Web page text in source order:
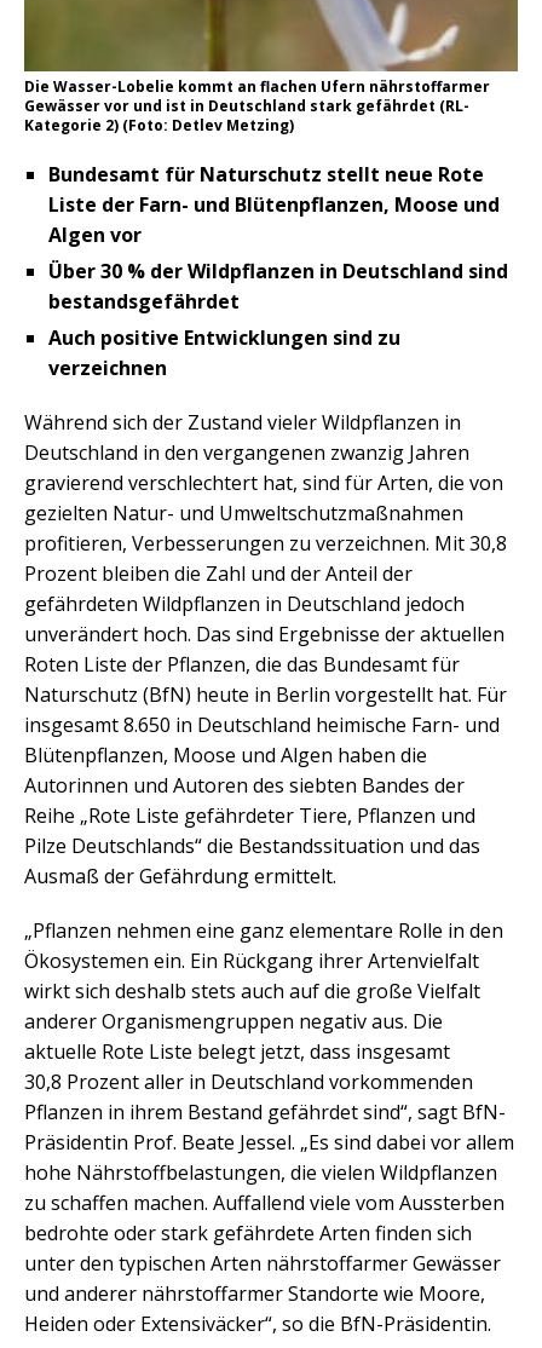
Die Wasser-Lobelie kommt an flachen Ufern nährstoffarmer
Gewässer vor und ist in Deutschland stark gefährdet (RL-
Kategorie 2) (Foto: Detlev Metzing)
Bundesamt für Naturschutz stellt neue Rote
Liste der Farn- und Blütenpflanzen, Moose und
Algen vor
Über 30 % der Wildpflanzen in Deutschland sind
bestandsgefährdet
Auch positive Entwicklungen sind zu
verzeichnen
Während sich der Zustand vieler Wildpflanzen in
Deutschland in den vergangenen zwanzig Jahren
gravierend verschlechtert hat, sind für Arten, die von
gezielten Natur- und Umweltschutzmaßnahmen
profitieren, Verbesserungen zu verzeichnen. Mit 30,8
Prozent bleiben die Zahl und der Anteil der
gefährdeten Wildpflanzen in Deutschland jedoch
unverändert hoch. Das sind Ergebnisse der aktuellen
Roten Liste der Pflanzen, die das Bundesamt für
Naturschutz (BfN) heute in Berlin vorgestellt hat. Für
insgesamt 8.650 in Deutschland heimische Farn- und
Blütenpflanzen, Moose und Algen haben die
Autorinnen und Autoren des siebten Bandes der
Reihe „Rote Liste gefährdeter Tiere, Pflanzen und
Pilze Deutschlands“ die Bestandssituation und das
Ausmaß der Gefährdung ermittelt.
„Pflanzen nehmen eine ganz elementare Rolle in den
Ökosystemen ein. Ein Rückgang ihrer Artenvielfalt
wirkt sich deshalb stets auch auf die große Vielfalt
anderer Organismengruppen negativ aus. Die
aktuelle Rote Liste belegt jetzt, dass insgesamt
30,8 Prozent aller in Deutschland vorkommenden
Pflanzen in ihrem Bestand gefährdet sind“, sagt BfN-
Präsidentin Prof. Beate Jessel. „Es sind dabei vor allem
hohe Nährstoffbelastungen, die vielen Wildpflanzen
zu schaffen machen. Auffallend viele vom Aussterben
bedrohte oder stark gefährdete Arten finden sich
unter den typischen Arten nährstoffarmer Gewässer
und anderer nährstoffarmer Standorte wie Moore,
Heiden oder Extensiväcker“, so die BfN-Präsidentin.